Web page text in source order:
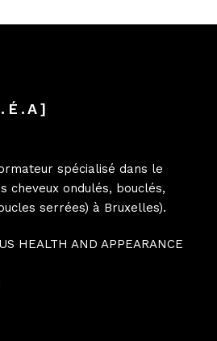
spécialisé dans le
cheveux ondulés, bouclés,
serrées) à Bruxelles).
HEALTH AND APPEARANCE